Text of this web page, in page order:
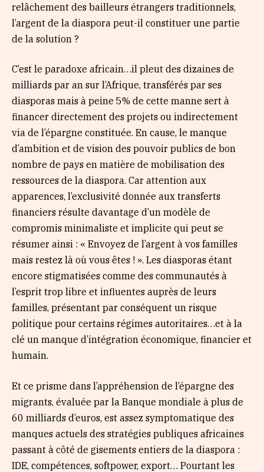
relâchement des bailleurs étrangers traditionnels,
l’argent de la diaspora peut-il constituer une partie
de la solution ?
C’est le paradoxe africain…il pleut des dizaines de
milliards par an sur l’Afrique, transférés par ses
diasporas mais à peine 5% de cette manne sert à
financer directement des projets ou indirectement
via de l’épargne constituée. En cause, le manque
d’ambition et de vision des pouvoir publics de bon
nombre de pays en matière de mobilisation des
ressources de la diaspora. Car attention aux
apparences, l’exclusivité donnée aux transferts
financiers résulte davantage d’un modèle de
compromis minimaliste et implicite qui peut se
résumer ainsi : « Envoyez de l’argent à vos familles
mais restez là où vous êtes ! ». Les diasporas étant
encore stigmatisées comme des communautés à
l’esprit trop libre et influentes auprès de leurs
familles, présentant par conséquent un risque
politique pour certains régimes autoritaires…et à la
clé un manque d’intégration économique, financier et
humain.
Et ce prisme dans l’appréhension de l’épargne des
migrants, évaluée par la Banque mondiale à plus de
60 milliards d’euros, est assez symptomatique des
manques actuels des stratégies publiques africaines
passant à côté de gisements entiers de la diaspora :
IDE, compétences, softpower, export… Pourtant les